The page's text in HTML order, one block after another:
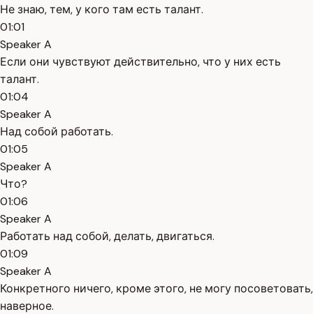
Не знаю, тем, у кого там есть талант.
01:01
Speaker A
Если они чувствуют действительно, что у них есть
талант.
01:04
Speaker A
Над собой работать.
01:05
Speaker A
Что?
01:06
Speaker A
Работать над собой, делать, двигаться.
01:09
Speaker A
Конкретного ничего, кроме этого, не могу посоветовать,
наверное.